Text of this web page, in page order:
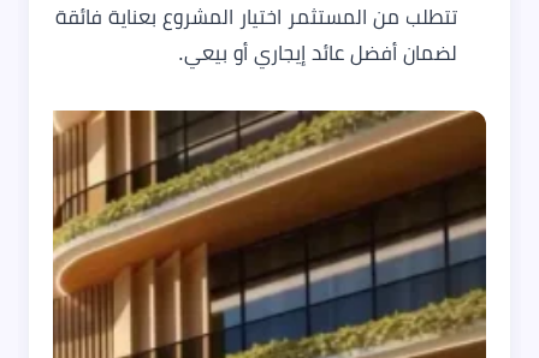
تتطلب من المستثمر اختيار المشروع بعناية فائقة
لضمان أفضل عائد إيجاري أو بيعي.